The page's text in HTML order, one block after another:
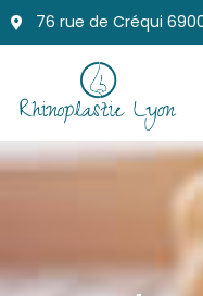
76 rue de Créqui